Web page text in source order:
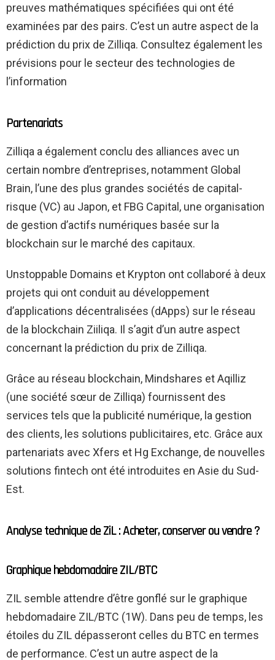
preuves mathématiques spécifiées qui ont été
examinées par des pairs. C’est un autre aspect de la
prédiction du prix de Zilliqa. Consultez également les
prévisions pour le secteur des technologies de
l’information
Partenariats
Zilliqa a également conclu des alliances avec un
certain nombre d’entreprises, notamment Global
Brain, l’une des plus grandes sociétés de capital-
risque (VC) au Japon, et FBG Capital, une organisation
de gestion d’actifs numériques basée sur la
blockchain sur le marché des capitaux.
Unstoppable Domains et Krypton ont collaboré à deux
projets qui ont conduit au développement
d’applications décentralisées (dApps) sur le réseau
de la blockchain Ziiliqa. Il s’agit d’un autre aspect
concernant la prédiction du prix de Zilliqa.
Grâce au réseau blockchain, Mindshares et Aqilliz
(une société sœur de Zilliqa) fournissent des
services tels que la publicité numérique, la gestion
des clients, les solutions publicitaires, etc. Grâce aux
partenariats avec Xfers et Hg Exchange, de nouvelles
solutions fintech ont été introduites en Asie du Sud-
Est.
Analyse technique de ZiL : Acheter, conserver ou vendre ?
Graphique hebdomadaire ZIL/BTC
ZIL semble attendre d’être gonflé sur le graphique
hebdomadaire ZIL/BTC (1W). Dans peu de temps, les
étoiles du ZIL dépasseront celles du BTC en termes
de performance. C’est un autre aspect de la